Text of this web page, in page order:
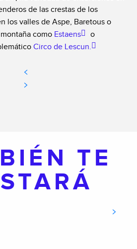
de las crestas de los
los valles de Aspe, Baretous o
como Estaens
o
Circo de Lescun.
TE
ESCALADA